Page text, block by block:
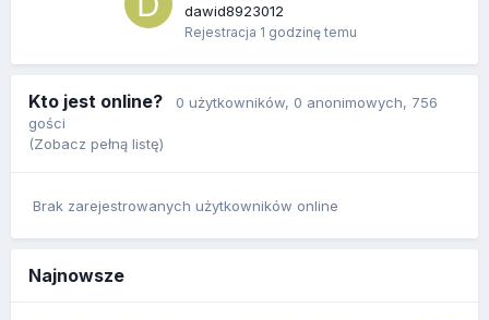
dawid8923012
Rejestracja 1 godzinę temu
Kto jest online? 0 użytkowników, 0 anonimowych, 756
gości
(Zobacz pełną listę)
Brak zarejestrowanych użytkowników online
Najnowsze